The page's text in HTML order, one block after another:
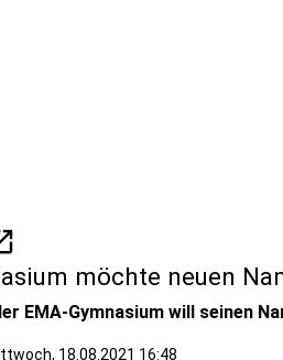
möchte neuen
EMA-Gymnasium will seinen
18.08.2021 16:48